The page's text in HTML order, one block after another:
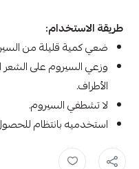
طريقة الاستخدام:
ضعي كمية قليلة من
وزعي السيروم على الشعر
الأطراف.
لا تشطفي السيروم.
استخدميه بانتظام
سيروم جيوفاني ,